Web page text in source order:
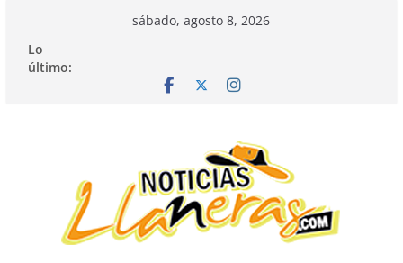
contenido
sábado, agosto 8, 2026
Lo
último: